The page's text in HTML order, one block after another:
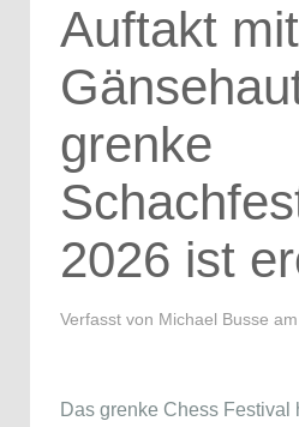
Auftakt mit
grenke
2026 ist
Verfasst von Michael Busse am
Das grenke Chess Festival